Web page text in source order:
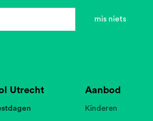
mis niets
Utrecht Aanbod
Kinderen